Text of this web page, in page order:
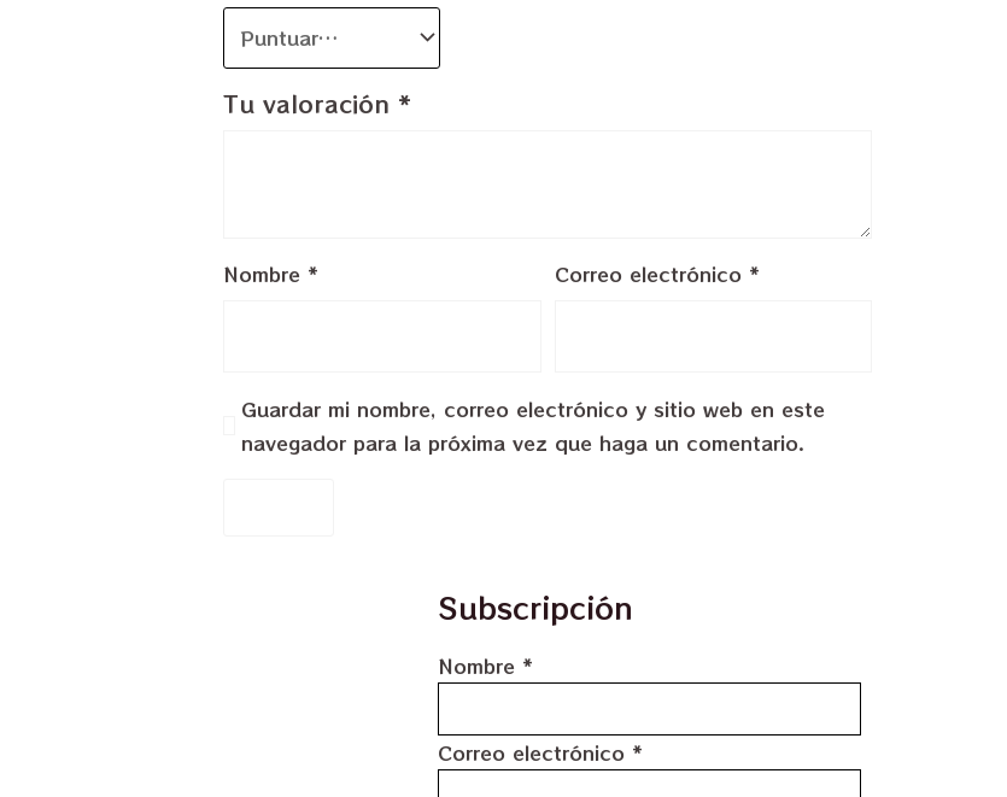
Tu valoración *
Nombre * Correo electrónico *
Guardar mi nombre, correo electrónico y sitio web en este
navegador para la próxima vez que haga un comentario.
Subscripción
Nombre *
Correo electrónico *